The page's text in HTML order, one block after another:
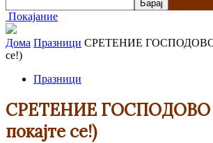
Покајание
Дома Празници СРЕТЕНИЕ ГОСПОДОВО
се!)
Празници
СРЕТЕНИЕ ГОСПОДОВО
покајте се!)